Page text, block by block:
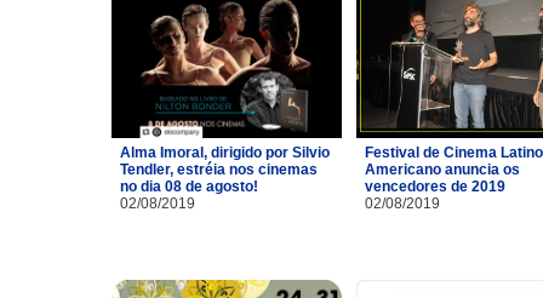
Alma Imoral, dirigido por Silvio
Tendler, estréia nos cinemas
no dia 08 de agosto!
02/08/2019
Festival de Cinema
Americano anuncia os
vencedores de 2019
02/08/2019